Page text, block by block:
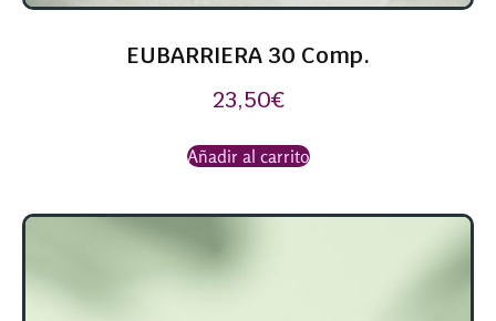
EUBARRIERA 30 Comp.
23,50€
Añadir al carrito